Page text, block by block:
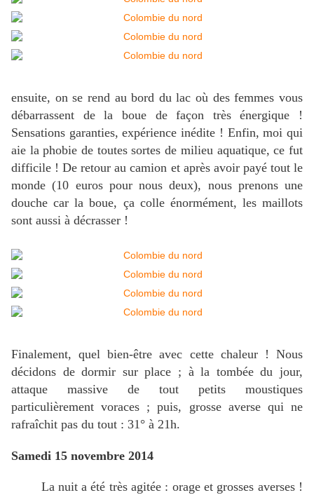
ensuite, on se rend au bord du lac où des femmes vous
débarrassent de la boue de façon très énergique !
Sensations garanties, expérience inédite ! Enfin, moi qui
aie la phobie de toutes sortes de milieu aquatique, ce fut
difficile ! De retour au camion et après avoir payé tout le
monde (10 euros pour nous deux), nous prenons une
douche car la boue, ça colle énormément, les maillots
sont aussi à décrasser !
Finalement, quel bien-être avec cette chaleur ! Nous
décidons de dormir sur place ; à la tombée du jour,
attaque massive de tout petits moustiques
particulièrement voraces ; puis, grosse averse qui ne
rafraîchit pas du tout : 31° à 21h.
Samedi 15 novembre 2014
La nuit a été très agitée : orage et grosses averses !